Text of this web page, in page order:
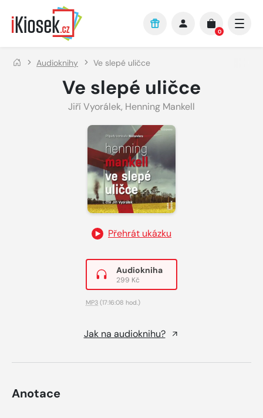
Přejít na hlavní obsah
0
Audioknihy Ve slepé uličce
Ve slepé uličce
Jiří Vyorálek, Henning Mankell
Přehrát ukázku
Audiokniha
299 Kč
MP3 (17:16:08 hod.)
Jak na audioknihu?
Anotace